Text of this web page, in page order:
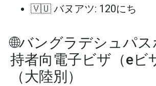
🇻🇺 バヌアツ: 120にち
🌐バングラデシュパ
持者向電子ビザ（eビ
（大陸別）